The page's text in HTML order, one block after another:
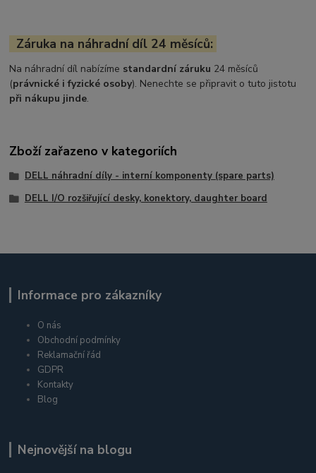
Záruka na náhradní díl 24 měsíců:
Na náhradní díl nabízíme standardní záruku 24 měsíců
(právnické i fyzické osoby). Nenechte se připravit o tuto jistotu
při nákupu jinde.
Zboží zařazeno v kategoriích
DELL náhradní díly - interní komponenty (spare parts)
DELL I/O rozšiřující desky, konektory, daughter board
Informace pro zákazníky
O nás
Obchodní podmínky
Reklamační řád
GDPR
Kontakty
Blog
Nejnovější na blogu